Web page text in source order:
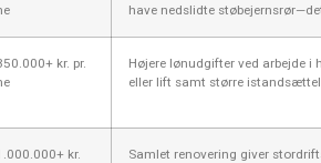
have nedslidte
kr. pr.
Højere lønudgifter ved arbejde i
eller lift samt større
kr.
Samlet renovering giver